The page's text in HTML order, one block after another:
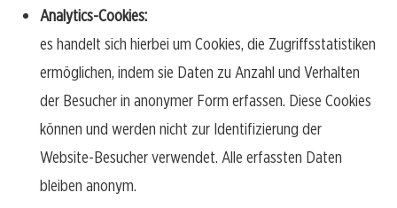
Analytics-Cookies:
es handelt sich hierbei um Cookies, die Zugriffsstatistiken
ermöglichen, indem sie Daten zu Anzahl und Verhalten
der Besucher in anonymer Form erfassen. Diese Cookies
können und werden nicht zur Identifizierung der
Website-Besucher verwendet. Alle erfassten Daten
bleiben anonym.